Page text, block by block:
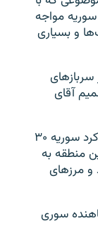
سوریه مواجه
و بسیاری
آقای
اخیرا آمریکا و ترکیه توافق کردند که نیروهای کرد سوریه ۳۰
منطقه به
و مرزهای
سوری